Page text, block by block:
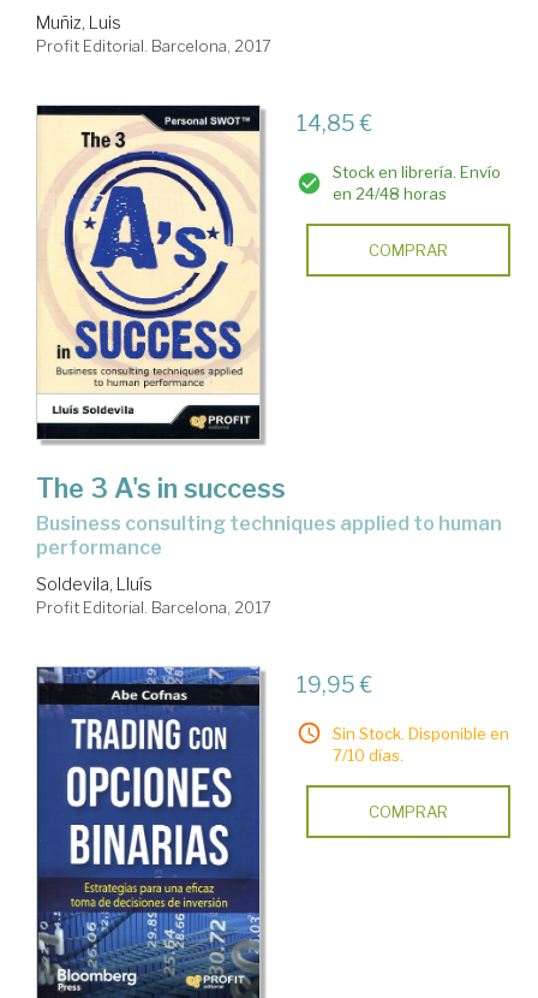
Muñiz, Luis
Profit Editorial. Barcelona, 2017
14,85 €
Stock en librería. Envío
en 24/48 horas
COMPRAR
The 3 A's in success
business consulting techniques applied to human
performance
Soldevila, Lluís
Profit Editorial. Barcelona, 2017
19,95 €
Sin Stock. Disponible en
7/10 días.
COMPRAR